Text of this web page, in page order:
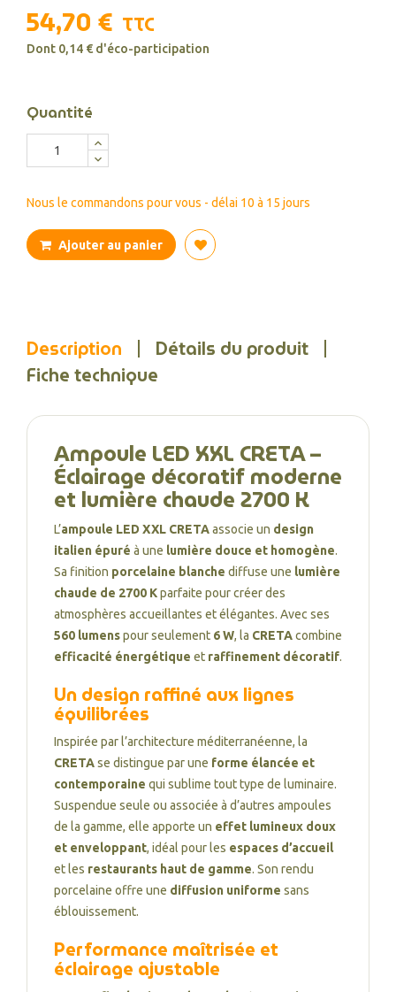
54,70 € TTC
Dont 0,14 € d'éco-participation
Quantité
Nous le commandons pour vous - délai 10 à 15 jours
Ajouter au panier
Description
Détails du produit
Fiche technique
Ampoule LED XXL CRETA –
Éclairage décoratif moderne
et lumière chaude 2700 K
L’ampoule LED XXL CRETAassocie un design
italien épuré à une lumière douce et homogène.
Sa finition porcelaine blanche diffuse une lumière
chaude de 2700 Kparfaite pour créer des
atmosphères accueillantes et élégantes. Avec ses
560 lumenspour seulement 6 W, la CRETAcombine
efficacité énergétique et raffinement décoratif.
Un design raffiné aux lignes
équilibrées
Inspirée par l’architecture méditerranéenne, la
CRETAse distingue par une forme élancée et
contemporaine qui sublime tout type de luminaire.
Suspendue seule ou associée à d’autres ampoules
de la gamme, elle apporte un effet lumineux doux
et enveloppant, idéal pour les espaces d’accueil
et les restaurants haut de gamme. Son rendu
porcelaine offre une diffusion uniforme sans
éblouissement.
Performance maîtrisée et
éclairage ajustable